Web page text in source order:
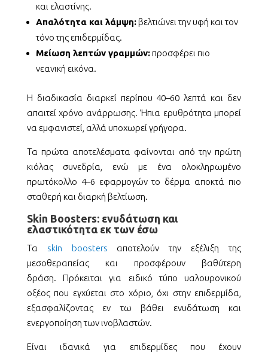
και ελαστίνης.
Απαλότητα και λάμψη:βελτιώνει την υφή και τον
τόνο της επιδερμίδας.
Μείωση λεπτών γραμμών:προσφέρει πιο
νεανική εικόνα.
Η διαδικασία διαρκεί περίπου 40–60 λεπτά και δεν
απαιτεί χρόνο ανάρρωσης. Ήπια ερυθρότητα μπορεί
να εμφανιστεί, αλλά υποχωρεί γρήγορα.
Τα πρώτα αποτελέσματα φαίνονται από την πρώτη
κιόλας συνεδρία, ενώ με ένα ολοκληρωμένο
πρωτόκολλο 4–6 εφαρμογών το δέρμα αποκτά πιο
σταθερή και διαρκή βελτίωση.
Skin Boosters: ενυδάτωση και
ελαστικότητα εκ των έσω
Τα skin boosters αποτελούν την εξέλιξη της
μεσοθεραπείας και προσφέρουν βαθύτερη
δράση.
Πρόκειται για ειδικό τύπο υαλουρονικού
οξέος που εγχύεται στο χόριο, όχι στην επιδερμίδα,
εξασφαλίζοντας εν τω βάθει ενυδάτωση και
ενεργοποίηση των ινοβλαστών.
Είναι ιδανικά για επιδερμίδες που έχουν